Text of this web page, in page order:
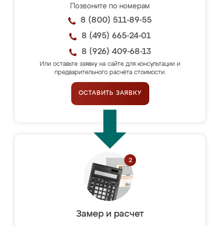
Позвоните по номерам
8 (800) 511-89-55
8 (495) 665-24-01
8 (926) 409-68-13
Или оставьте заявку на сайте для консультации и
предварительного расчёта стоимости.
ОСТАВИТЬ ЗАЯВКУ
Замер и расчет